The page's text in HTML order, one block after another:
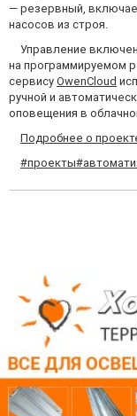
— резервный,
насосов из строя.
Управление
на программируемом
сервису OwenCloud
ручной и
оповещения в
Подробнее о
#проекты